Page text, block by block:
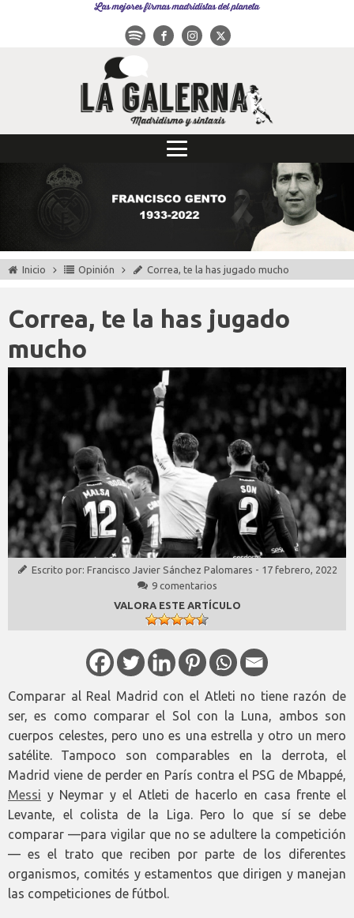
Las mejores firmas madridistas del planeta
Inicio Opinión Correa, te la has jugado mucho
Correa, te la has jugado
mucho
Escrito por: Francisco Javier Sánchez Palomares - 17 febrero, 2022
9 comentarios
VALORA ESTE ARTÍCULO
Comparar al Real Madrid con el Atleti no tiene razón de
ser, es como comparar el Sol con la Luna, ambos son
cuerpos celestes, pero uno es una estrella y otro un mero
satélite. Tampoco son comparables en la derrota, el
Madrid viene de perder en París contra el PSG de Mbappé,
Messi y Neymar y el Atleti de hacerlo en casa frente el
Levante, el colista de la Liga. Pero lo que sí se debe
comparar —para vigilar que no se adultere la competición
— es el trato que reciben por parte de los diferentes
organismos, comités y estamentos que dirigen y manejan
las competiciones de fútbol.